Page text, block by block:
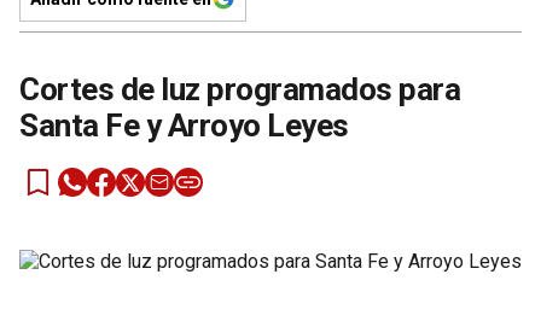
Cortes de luz programados para
Santa Fe y Arroyo Leyes